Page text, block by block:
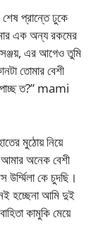
শেষ প্রান্তে ঢুকে
এক অন্য রকমের
এর আগেও তুমি
তোমার বেশী
ত?” mami
মুঠোয় নিয়ে
অনেক বেশী
কে চুদছি।
হচ্ছেনা আমি দুই
কামুকি মেয়ে